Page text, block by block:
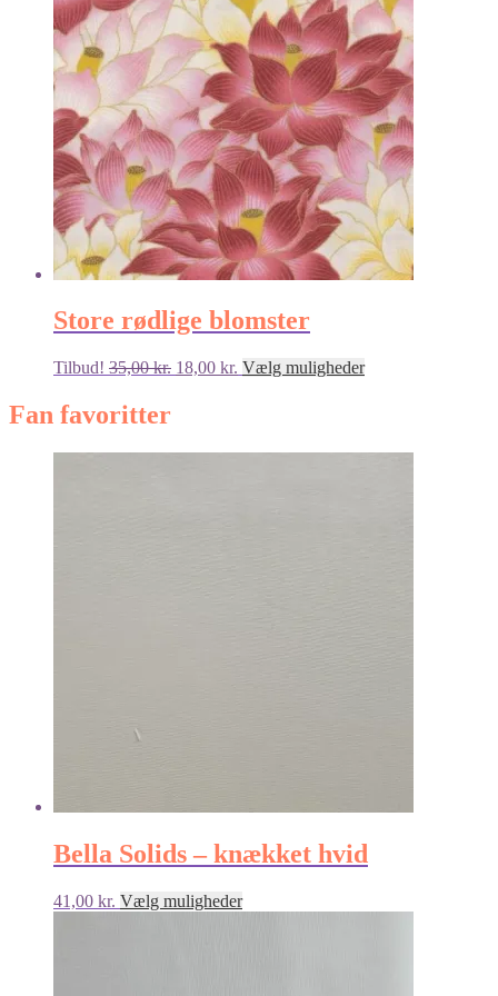
Mulighederne
kan
vælges
på
varesiden
Store rødlige blomster
Tilbud! 35,00kr. Den
18,00 kr. Den
Vælg mulighederDette
Fan favoritter
Bella Solids – knækket hvid
41,00 kr. Vælg mulighederDette